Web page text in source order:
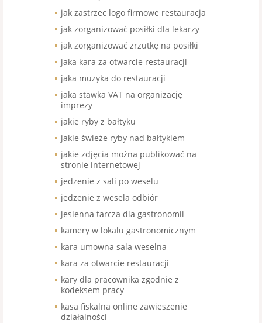
jak zastrzec logo firmowe restauracja
jak zorganizować posiłki dla lekarzy
jak zorganizować zrzutkę na posiłki
jaka kara za otwarcie restauracji
jaka muzyka do restauracji
jaka stawka VAT na organizację
imprezy
jakie ryby z bałtyku
jakie świeże ryby nad bałtykiem
jakie zdjęcia można publikować na
stronie internetowej
jedzenie z sali po weselu
jedzenie z wesela odbiór
jesienna tarcza dla gastronomii
kamery w lokalu gastronomicznym
kara umowna sala weselna
kara za otwarcie restauracji
kary dla pracownika zgodnie z
kodeksem pracy
kasa fiskalna online zawieszenie
działalności